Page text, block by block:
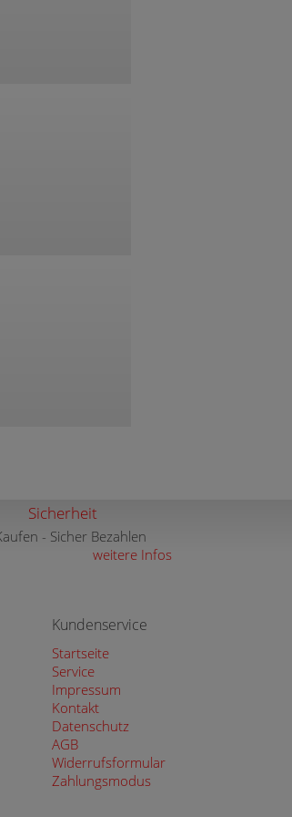
Sicherheit
- Sicher Bezahlen
weitere Infos
Kundenservice
Startseite
Service
Impressum
Kontakt
Datenschutz
AGB
Widerrufsformular
Zahlungsmodus